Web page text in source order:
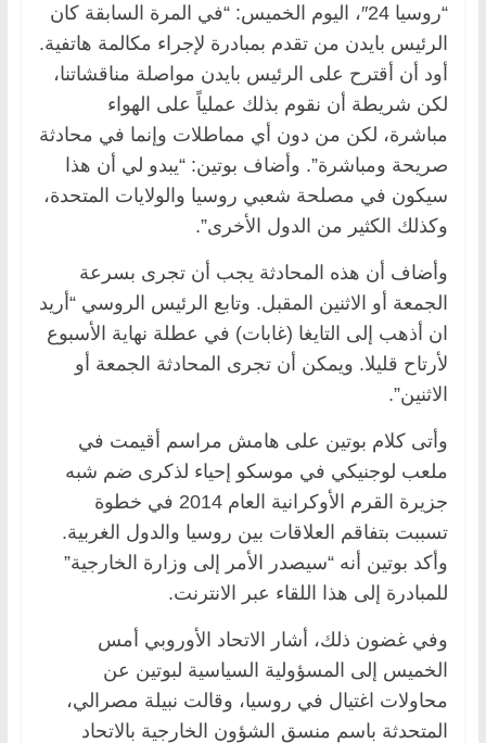
“روسيا 24″، اليوم الخميس: “في المرة السابقة كان
الرئيس بايدن من تقدم بمبادرة لإجراء مكالمة هاتفية.
أود أن أقترح على الرئيس بايدن مواصلة مناقشاتنا،
لكن شريطة أن نقوم بذلك عملياً على الهواء
مباشرة، لكن من دون أي مماطلات وإنما في محادثة
صريحة ومباشرة”. وأضاف بوتين: “يبدو لي أن هذا
سيكون في مصلحة شعبي روسيا والولايات المتحدة،
وكذلك الكثير من الدول الأخرى”.
وأضاف أن هذه المحادثة يجب أن تجرى بسرعة
الجمعة أو الاثنين المقبل. وتابع الرئيس الروسي “أريد
ان أذهب إلى التايغا (غابات) في عطلة نهاية الأسبوع
لأرتاح قليلا. ويمكن أن تجرى المحادثة الجمعة أو
الاثنين”.
وأتى كلام بوتين على هامش مراسم أقيمت في
ملعب لوجنيكي في موسكو إحياء لذكرى ضم شبه
جزيرة القرم الأوكرانية العام 2014 في خطوة
تسببت بتفاقم العلاقات بين روسيا والدول الغربية.
وأكد بوتين أنه “سيصدر الأمر إلى وزارة الخارجية”
للمبادرة إلى هذا اللقاء عبر الانترنت.
وفي غضون ذلك، أشار الاتحاد الأوروبي أمس
الخميس إلى المسؤولية السياسية لبوتين عن
محاولات اغتيال في روسيا، وقالت نبيلة مصرالي،
المتحدثة باسم منسق الشؤون الخارجية بالاتحاد